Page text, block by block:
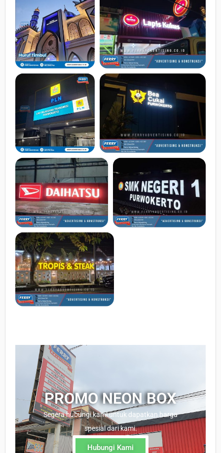
PROMO NEON BOX
Segera hubungi kami untuk dapatkan harga
spesial dari kami.
Hubungi Kami